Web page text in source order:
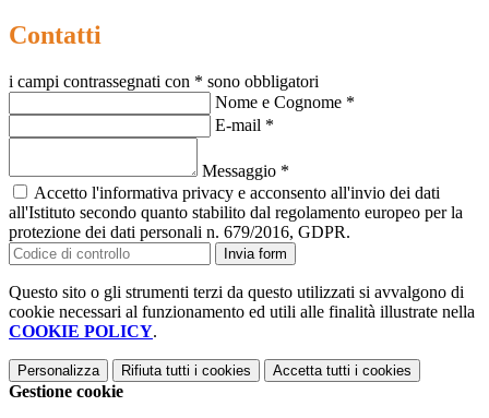
Contatti
i campi contrassegnati con * sono obbligatori
Nome e Cognome *
E-mail *
Messaggio *
Accetto l'informativa privacy e acconsento all'invio dei dati
all'Istituto secondo quanto stabilito dal regolamento europeo per la
protezione dei dati personali n. 679/2016, GDPR.
Invia form
Questo sito o gli strumenti terzi da questo utilizzati si avvalgono di
cookie necessari al funzionamento ed utili alle finalità illustrate nella
COOKIE POLICY.
Personalizza Rifiuta tutti i cookies Accetta tutti i cookies
Gestione cookie